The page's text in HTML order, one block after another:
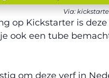
Via:
op Kickstarter is
ook een tube
om deze verf in